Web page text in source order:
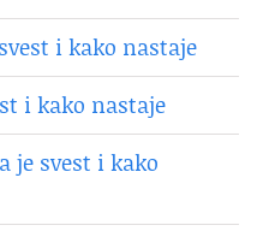
i kako nastaje
i kako nastaje
je svest i kako